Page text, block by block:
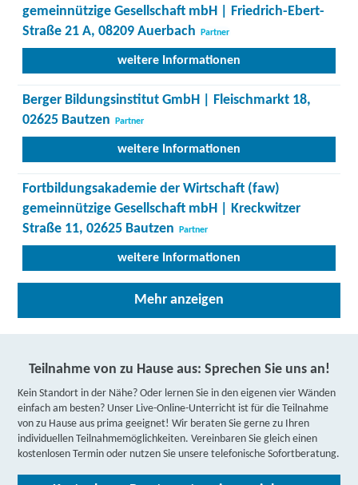
gemeinnützige Gesellschaft mbH | Friedrich-Ebert-
Straße 21 A, 08209 Auerbach
Partner
weitere Informationen
Berger Bildungsinstitut GmbH | Fleischmarkt 18,
02625 Bautzen
Partner
weitere Informationen
Fortbildungsakademie der Wirtschaft (faw)
gemeinnützige Gesellschaft mbH | Kreckwitzer
Straße 11, 02625 Bautzen
Partner
weitere Informationen
Donner + Partner GmbH Sachsen | Wilthener Str.
32, 02625 BautzenPartner
Fortbildungsakademie der Wirtschaft (faw)
gemeinnützige Gesellschaft mbH | Fabrikstraße 6,
04552 Borna Partner
weitere Informationen
Mehr anzeigen
Teilnahme von zu Hause aus: Sprechen Sie uns an!
Kein Standort in der Nähe? Oder lernen Sie in den eigenen vier Wänden
einfach am besten? Unser Live-Online-Unterricht ist für die Teilnahme
von zu Hause aus prima geeignet! Wir beraten Sie gerne zu Ihren
individuellen Teilnahmemöglichkeiten. Vereinbaren Sie gleich einen
kostenlosen Termin oder nutzen Sie unsere telefonische Sofortberatung.